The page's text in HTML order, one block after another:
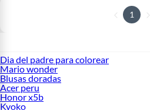
1
Dia del padre para colorear
Mario wonder
Blusas doradas
Acer peru
Honor x5b
Kyoko